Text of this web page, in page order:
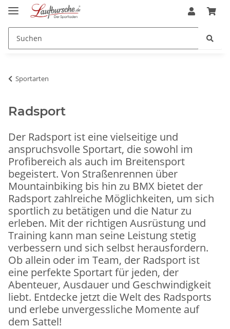
Sportarten
Radsport
Der Radsport ist eine vielseitige und
anspruchsvolle Sportart, die sowohl im
Profibereich als auch im Breitensport
begeistert. Von Straßenrennen über
Mountainbiking bis hin zu BMX bietet der
Radsport zahlreiche Möglichkeiten, um sich
sportlich zu betätigen und die Natur zu
erleben. Mit der richtigen Ausrüstung und
Training kann man seine Leistung stetig
verbessern und sich selbst herausfordern.
Ob allein oder im Team, der Radsport ist
eine perfekte Sportart für jeden, der
Abenteuer, Ausdauer und Geschwindigkeit
liebt. Entdecke jetzt die Welt des Radsports
und erlebe unvergessliche Momente auf
dem Sattel!